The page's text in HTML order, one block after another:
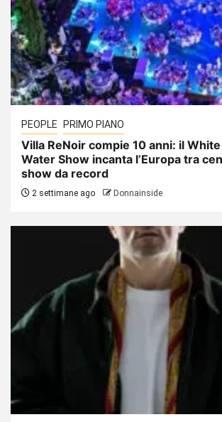
PEOPLE PRIMO PIANO
Villa ReNoir compie 10 anni: il
Water Show incanta l’Europa tra
show da record
2 settimane ago Donnainside